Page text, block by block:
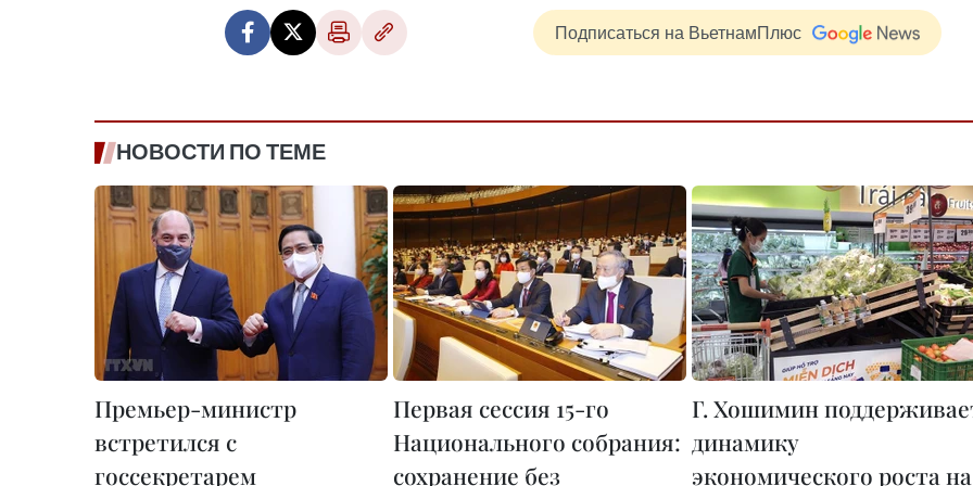
Подписаться на ВьетнамПлюс
НОВОСТИ ПО ТЕМЕ
Премьер-министр
встретился с
госсекретарем
Первая сессия 15-го
Национального собрания:
сохранение без
Г. Хошимин
динамику
экономического роста на